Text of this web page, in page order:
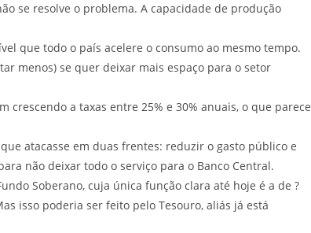
se resolve o problema. A capacidade de produção
que todo o país acelere o consumo ao mesmo tempo.
menos) se quer deixar mais espaço para o setor
a taxas entre 25% e 30% anuais, o que parece
atacasse em duas frentes: reduzir o gasto público e
não deixar todo o serviço para o Banco Central.
Soberano, cuja única função clara até hoje é a de ?
isso poderia ser feito pelo Tesouro, aliás já está